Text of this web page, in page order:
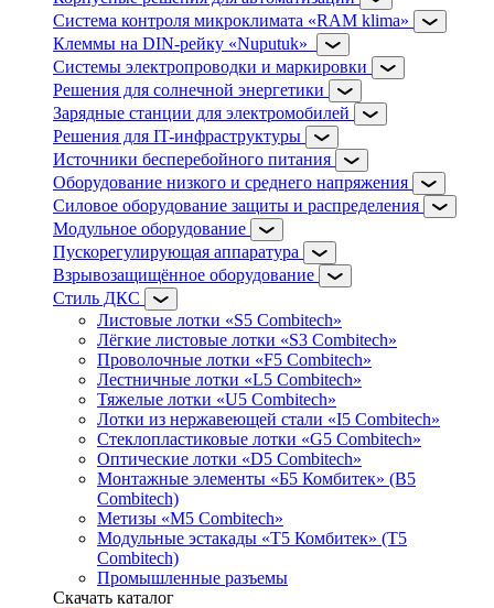
Система контроля микроклимата «RAM klima»
Клеммы на DIN-рейку «Nuputuk»
Системы электропроводки и маркировки
Решения для солнечной энергетики
Зарядные станции для электромобилей
Решения для IT-инфраструктуры
Источники бесперебойного питания
Оборудование низкого и среднего напряжения
Силовое оборудование защиты и распределения
Модульное оборудование
Пускорегулирующая аппаратура
Взрывозащищённое оборудование
Стиль ДКС
Листовые лотки «S5 Combitech»
Лёгкие листовые лотки «S3 Combitech»
Проволочные лотки «F5 Combitech»
Лестничные лотки «L5 Combitech»
Тяжелые лотки «U5 Combitech»
Лотки из нержавеющей стали «I5 Combitech»
Стеклопластиковые лотки «G5 Combitech»
Оптические лотки «D5 Combitech»
Монтажные элементы «Б5 Комбитек» (B5
Combitech)
Метизы «M5 Combitech»
Модульные эстакады «Т5 Комбитек» (T5
Combitech)
Промышленные разъемы
Скачать каталог